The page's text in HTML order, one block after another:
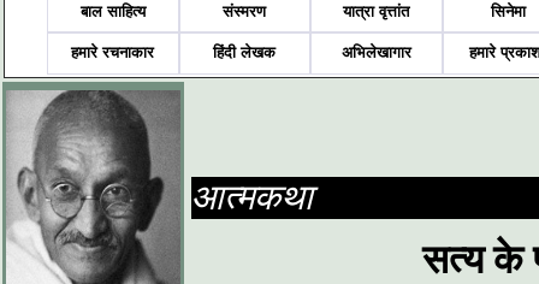
बाल साहित्य संस्मरण यात्रा वृत्तांत सिनेमा
हमारे रचनाकार हिंदी लेखक अभिलेखागार हमारे
आत्मकथा
सत्य के